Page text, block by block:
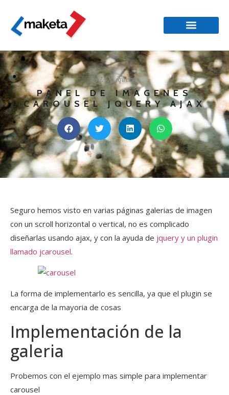
AJAX,jquery
PANEL DE IMAGENES
CAROUSEL JQUERY AJAX
Seguro hemos visto en varias páginas galerias de imagen
con un scroll horizontal o vertical, no es complicado
diseñarlas usando ajax, y con la ayuda de jquery y un plugin
llamado jcarousel.
La forma de implementarlo es sencilla, ya que el plugin se
encarga de la mayoria de cosas
Implementación de la
galeria
Probemos con el ejemplo mas simple para implementar
carousel